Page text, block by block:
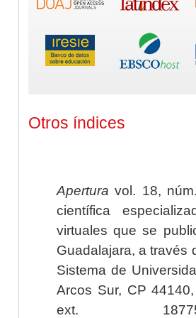
Otros índices
Apertura vol. 18,
científica
virtuales que se
Guadalajara, a través
Sistema de
Arcos Sur, CP
ext.